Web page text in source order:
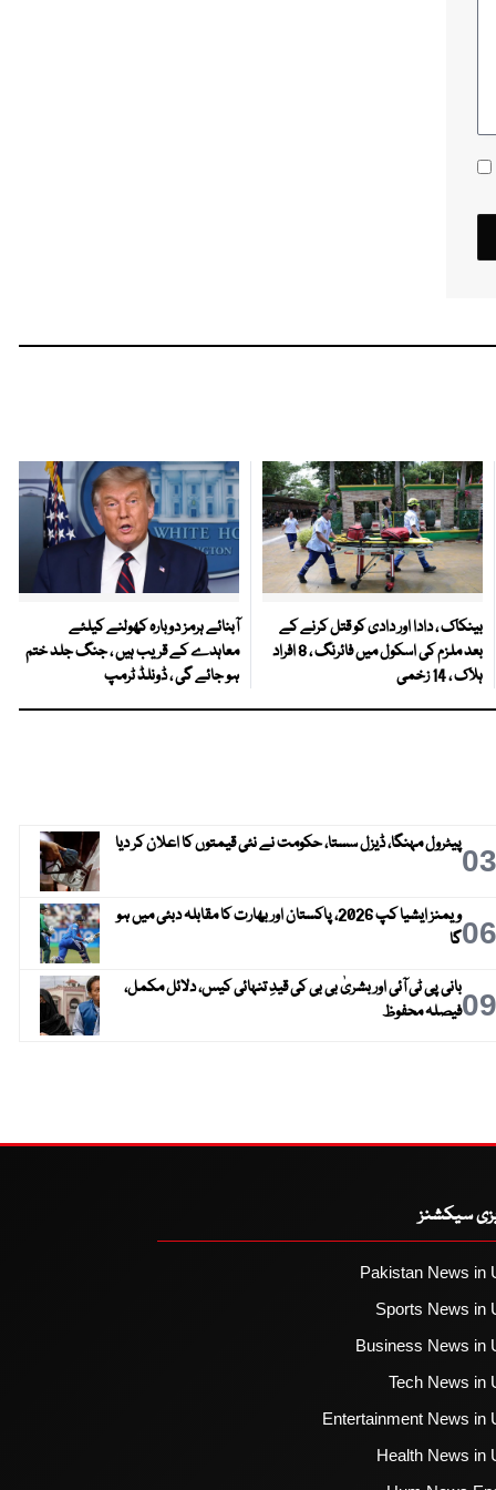
بینکاک ، دادا اور دادی کو قتل کرنے کے
بعد ملزم کی اسکول میں فائرنگ ، 8 افراد
ہلاک ، 14 زخمی
آبنائے ہرمز دوبارہ کھولنے کیلئے
معاہدے کے قریب ہیں ، جنگ جلد ختم
ہو جائے گی ، ڈونلڈ ٹرمپ
03پیٹرول مہنگا، ڈیزل سستا، حکومت نے نئی قیمتوں کا اعلان کر دیا
06
ویمنز ایشیا کپ 2026، پاکستان اور بھارت کا مقابلہ دبئی میں ہو
گا
09بانی پی ٹی آئی اور بشریٰ بی بی کی قیدِ تنہائی کیس، دلائل مکمل،
فیصلہ محفوظ
سیکشنز
Pakistan News in
Sports News in
Business News in
Tech News in
Entertainment News in
Health News in